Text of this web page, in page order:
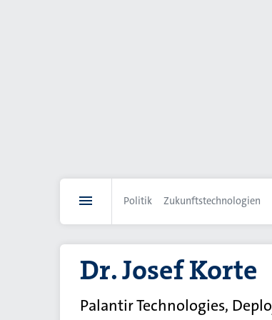
Politik Zukunftstechnologien
Dr. Josef Korte
Palantir Technologies,